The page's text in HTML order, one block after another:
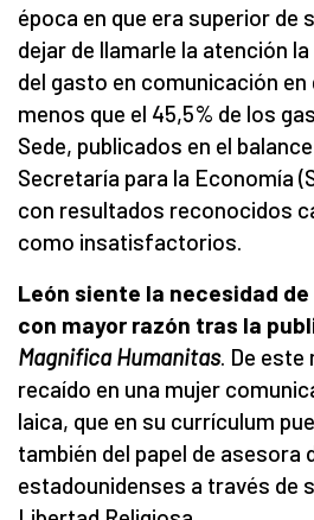
época en que era superior de
dejar de llamarle la atención
del gasto en comunicación en
menos que el 45,5% de los
Sede, publicados en el
Secretaría para la Economía
con resultados reconocidos
como insatisfactorios.
León siente la necesidad
con mayor razón tras la
Magnifica Humanitas. De este
recaído en una mujer
laica, que en su currículum
también del papel de asesora
estadounidenses a través de